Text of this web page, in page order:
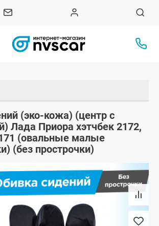
(эко-кожа) (центр с
Лада Приора хэтчбек 2172,
(овальные малые
(без прострочки)